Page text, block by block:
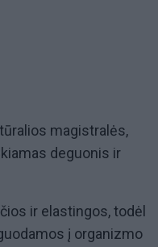
magistralės,
deguonis ir
ir elastingos, todėl
į organizmo